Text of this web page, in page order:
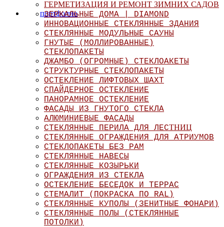
ГЕРМЕТИЗАЦИЯ И РЕМОНТ ЗИМНИХ САДОВ
портфолио
ЗЕРКАЛЬНЫЕ ДОМА | DIAMOND
ИННОВАЦИОННЫЕ СТЕКЛЯННЫЕ ЗДАНИЯ
СТЕКЛЯННЫЕ МОДУЛЬНЫЕ САУНЫ
ГНУТЫЕ (МОЛЛИРОВАННЫЕ)
СТЕКЛОПАКЕТЫ
ДЖАМБО (ОГРОМНЫЕ) СТЕКЛОАКЕТЫ
СТРУКТУРНЫЕ СТЕКЛОПАКЕТЫ
ОСТЕКЛЕНИЕ ЛИФТОВЫХ ШАХТ
СПАЙДЕРНОЕ ОСТЕКЛЕНИЕ
ПАНОРАМНОЕ ОСТЕКЛЕНИЕ
ФАСАДЫ ИЗ ГНУТОГО СТЕКЛА
АЛЮМИНИЕВЫЕ ФАСАДЫ
СТЕКЛЯННЫЕ ПЕРИЛА ДЛЯ ЛЕСТНИЦ
СТЕКЛЯННЫЕ ОГРАЖДЕНИЯ ДЛЯ АТРИУМОВ
СТЕКЛОПАКЕТЫ БЕЗ РАМ
СТЕКЛЯННЫЕ НАВЕСЫ
СТЕКЛЯННЫЕ КОЗЫРЬКИ
ОГРАЖДЕНИЯ ИЗ СТЕКЛА
ОСТЕКЛЕНИЕ БЕСЕДОК И ТЕРРАС
СТЕМАЛИТ (ПОКРАСКА ПО RAL)
СТЕКЛЯННЫЕ КУПОЛЫ (ЗЕНИТНЫЕ ФОНАРИ)
СТЕКЛЯННЫЕ ПОЛЫ (СТЕКЛЯННЫЕ
ПОТОЛКИ)